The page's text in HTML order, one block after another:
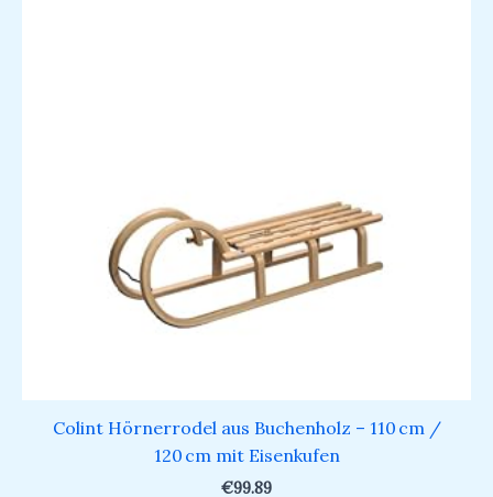
Colint Hörnerrodel aus Buchenholz – 110 cm /
120 cm mit Eisenkufen
€99.89